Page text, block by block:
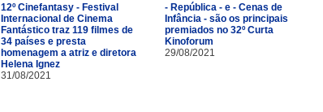
12º Cinefantasy - Festival
Internacional de Cinema
Fantástico traz 119 filmes de
34 países e presta
homenagem a atriz e diretora
Helena Ignez
31/08/2021
- República - e - Cenas de
Infância - são os principais
premiados no 32º Curta
Kinoforum
29/08/2021